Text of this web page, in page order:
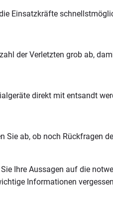
Einsatzkräfte
der Verletzten grob ab,
direkt mit entsandt
Sie ab, ob noch Rückfragen
Ihre Aussagen auf die
Informationen